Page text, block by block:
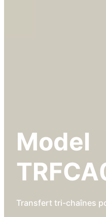
Model
Transfert tri-chaînes